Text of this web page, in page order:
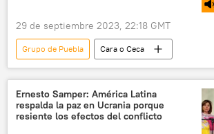
29 de septiembre 2023, 22:18 GMT
Grupo de Puebla
Cara o Ceca
Elecciones generales en Argentina (2023)
Argentina
Sergio Massa
Patricia Bullrich
Javier Milei
Ernesto Samper: América Latina
respalda la paz en Ucrania porque
resiente los efectos del conflicto